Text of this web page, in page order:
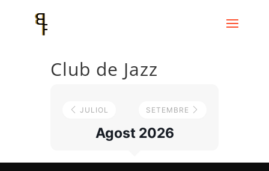
Club de Jazz
JULIOL
Agost 2026
SETEMBRE